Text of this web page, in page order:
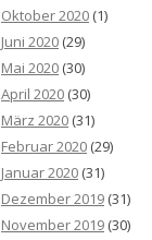
Oktober 2020 (1)
Juni 2020 (29)
Mai 2020 (30)
April 2020 (30)
März 2020 (31)
Februar 2020 (29)
Januar 2020 (31)
Dezember 2019 (31)
November 2019 (30)